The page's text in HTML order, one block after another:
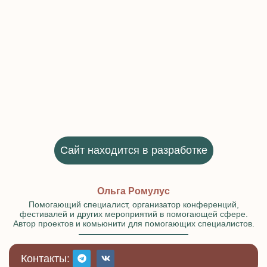
Сайт находится в разработке
Ольга Ромулус
Помогающий специалист, организатор конференций,
фестивалей и других мероприятий в помогающей сфере.
Автор проектов и комьюнити для помогающих специалистов.
Контакты: